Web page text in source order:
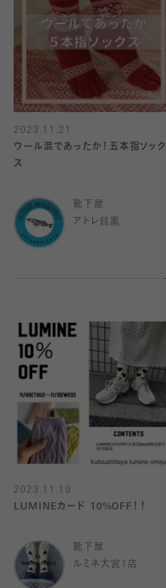
2023.11.21
ウール混であったか！五本指ソック
ス
靴下屋
アトレ目黒
2023.11.19
LUMINEカード 10%OFF！！
靴下屋
ルミネ大宮1店